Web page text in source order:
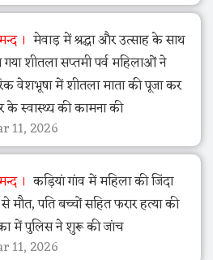
मेवाड़ में श्रद्धा और उत्साह के साथ
गया शीतला सप्तमी पर्व महिलाओं ने
वेशभूषा में शीतला माता की पूजा कर
के स्वास्थ्य की कामना की
11, 2026
कड़ियां गांव में महिला की जिंदा
मौत, पति बच्चों सहित फरार हत्या की
में पुलिस ने शुरू की जांच
11, 2026